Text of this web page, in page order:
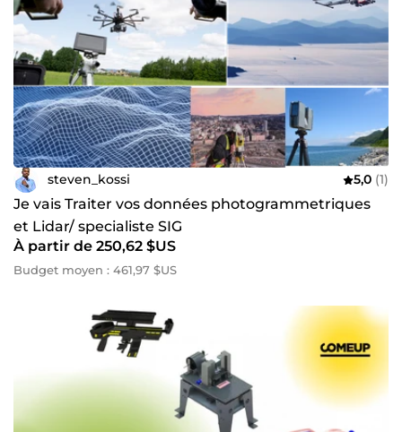
steven_kossi 5,0 (1)
Je vais Traiter vos données photogrammetriques
et Lidar/ specialiste SIG
À partir de 250,62 $US
Budget moyen : 461,97 $US